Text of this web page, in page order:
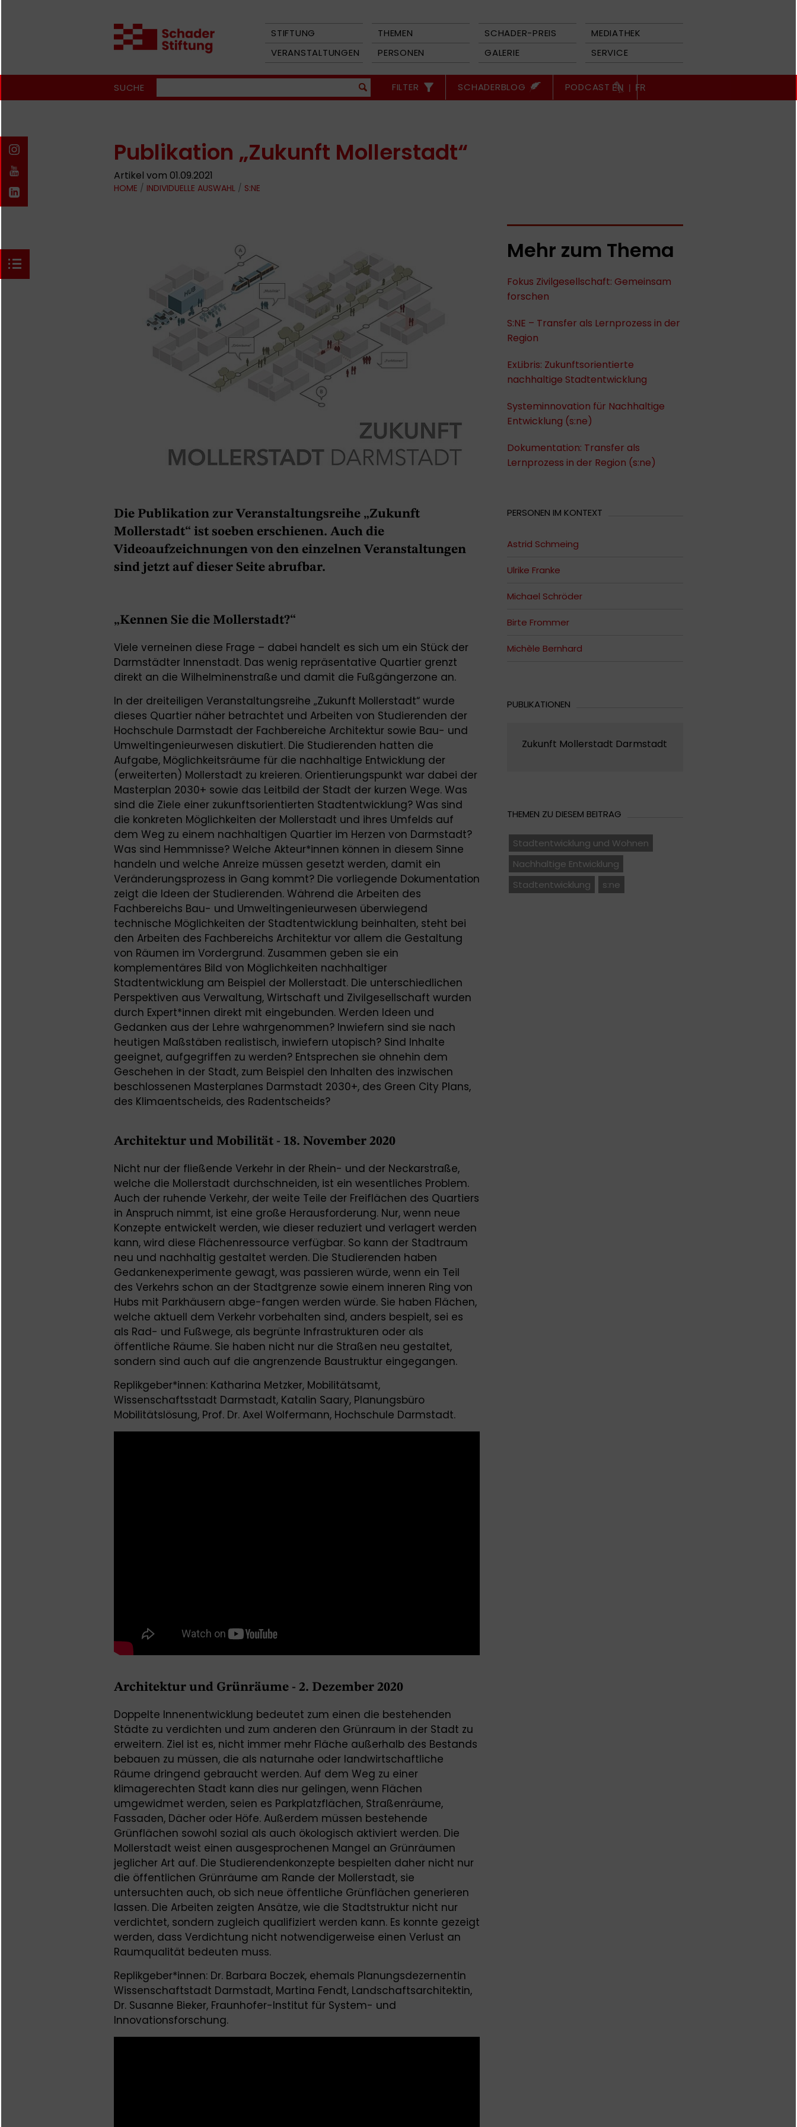
STIFTUNG THEMEN SCHADER-PREIS
MEDIATHEK
VERANSTALTUNGEN
PERSONEN GALERIE SERVICE
SUCHE FILTER SCHADERBLOG PODCAST EN | FR
Publikation „Zukunft Mollerstadt“
Artikel vom 01.09.2021
HOME / INDIVIDUELLE AUSWAHL / S:NE
Die Publikation zur Veranstaltungsreihe „Zukunft
Mollerstadt“ ist soeben erschienen. Auch die
Videoaufzeichnungen von den einzelnen Veranstaltungen
sind jetzt auf dieser Seite abrufbar.
„Kennen Sie die Mollerstadt?“
Viele verneinen diese Frage – dabei handelt es sich um ein Stück der
Darmstädter Innenstadt. Das wenig repräsentative Quartier grenzt
direkt an die Wilhelminenstraße und damit die Fußgängerzone an.
In der dreiteiligen Veranstaltungsreihe „Zukunft Mollerstadt“ wurde
dieses Quartier näher betrachtet und Arbeiten von Studierenden der
Hochschule Darmstadt der Fachbereiche Architektur sowie Bau- und
Umweltingenieurwesen diskutiert. Die Studierenden hatten die
Aufgabe, Möglichkeitsräume für die nachhaltige Entwicklung der
(erweiterten) Mollerstadt zu kreieren. Orientierungspunkt war dabei der
Masterplan 2030+ sowie das Leitbild der Stadt der kurzen Wege. Was
sind die Ziele einer zukunftsorientierten Stadtentwicklung? Was sind
die konkreten Möglichkeiten der Mollerstadt und ihres Umfelds auf
dem Weg zu einem nachhaltigen Quartier im Herzen von Darmstadt?
Was sind Hemmnisse? Welche Akteur*innen können in diesem Sinne
handeln und welche Anreize müssen gesetzt werden, damit ein
Veränderungsprozess in Gang kommt? Die vorliegende Dokumentation
zeigt die Ideen der Studierenden. Während die Arbeiten des
Fachbereichs Bau- und Umweltingenieurwesen überwiegend
technische Möglichkeiten der Stadtentwicklung beinhalten, steht bei
den Arbeiten des Fachbereichs Architektur vor allem die Gestaltung
von Räumen im Vordergrund. Zusammen geben sie ein
komplementäres Bild von Möglichkeiten nachhaltiger
Stadtentwicklung am Beispiel der Mollerstadt. Die unterschiedlichen
Perspektiven aus Verwaltung, Wirtschaft und Zivilgesellschaft wurden
durch Expert*innen direkt mit eingebunden. Werden Ideen und
Gedanken aus der Lehre wahrgenommen? Inwiefern sind sie nach
heutigen Maßstäben realistisch, inwiefern utopisch? Sind Inhalte
geeignet, aufgegriffen zu werden? Entsprechen sie ohnehin dem
Geschehen in der Stadt, zum Beispiel den Inhalten des inzwischen
beschlossenen Masterplanes Darmstadt 2030+, des Green City Plans,
des Klimaentscheids, des Radentscheids?
Architektur und Mobilität - 18. November 2020
Nicht nur der fließende Verkehr in der Rhein- und der Neckarstraße,
welche die Mollerstadt durchschneiden, ist ein wesentliches Problem.
Auch der ruhende Verkehr, der weite Teile der Freiflächen des Quartiers
in Anspruch nimmt, ist eine große Herausforderung. Nur, wenn neue
Konzepte entwickelt werden, wie dieser reduziert und verlagert werden
kann, wird diese Flächenressource verfügbar. So kann der Stadtraum
neu und nachhaltig gestaltet werden. Die Studierenden haben
Gedankenexperimente gewagt, was passieren würde, wenn ein Teil
des Verkehrs schon an der Stadtgrenze sowie einem inneren Ring von
Hubs mit Parkhäusern abge-fangen werden würde. Sie haben Flächen,
welche aktuell dem Verkehr vorbehalten sind, anders bespielt, sei es
als Rad- und Fußwege, als begrünte Infrastrukturen oder als
öffentliche Räume. Sie haben nicht nur die Straßen neu gestaltet,
sondern sind auch auf die angrenzende Baustruktur eingegangen.
Replikgeber*innen: Katharina Metzker, Mobilitätsamt,
Wissenschaftsstadt Darmstadt, Katalin Saary, Planungsbüro
Mobilitätslösung, Prof. Dr. Axel Wolfermann, Hochschule Darmstadt.
Architektur und Grünräume - 2. Dezember 2020
Doppelte Innenentwicklung bedeutet zum einen die bestehenden
Städte zu verdichten und zum anderen den Grünraum in der Stadt zu
erweitern. Ziel ist es, nicht immer mehr Fläche außerhalb des Bestands
bebauen zu müssen, die als naturnahe oder landwirtschaftliche
Räume dringend gebraucht werden. Auf dem Weg zu einer
klimagerechten Stadt kann dies nur gelingen, wenn Flächen
umgewidmet werden, seien es Parkplatzflächen, Straßenräume,
Fassaden, Dächer oder Höfe. Außerdem müssen bestehende
Grünflächen sowohl sozial als auch ökologisch aktiviert werden. Die
Mollerstadt weist einen ausgesprochenen Mangel an Grünräumen
jeglicher Art auf. Die Studierendenkonzepte bespielten daher nicht nur
die öffentlichen Grünräume am Rande der Mollerstadt, sie
untersuchten auch, ob sich neue öffentliche Grünflächen generieren
lassen. Die Arbeiten zeigten Ansätze, wie die Stadtstruktur nicht nur
verdichtet, sondern zugleich qualifiziert werden kann. Es konnte gezeigt
werden, dass Verdichtung nicht notwendigerweise einen Verlust an
Raumqualität bedeuten muss.
Replikgeber*innen: Dr. Barbara Boczek, ehemals Planungsdezernentin
Wissenschaftstadt Darmstadt, Martina Fendt, Landschaftsarchitektin,
Dr. Susanne Bieker, Fraunhofer-Institut für System- und
Innovationsforschung.
Mehr zum Thema
Fokus Zivilgesellschaft: Gemeinsam
forschen
S:NE – Transfer als Lernprozess in der
Region
ExLibris: Zukunftsorientierte
nachhaltige Stadtentwicklung
Systeminnovation für Nachhaltige
Entwicklung (s:ne)
Dokumentation: Transfer als
Lernprozess in der Region (s:ne)
PERSONEN IM KONTEXT
Astrid Schmeing
Ulrike Franke
Michael Schröder
Birte Frommer
Michèle Bernhard
PUBLIKATIONEN
Zukunft Mollerstadt Darmstadt
THEMEN ZU DIESEM BEITRAG
Stadtentwicklung und Wohnen
Nachhaltige Entwicklung
Stadtentwicklung
s:ne